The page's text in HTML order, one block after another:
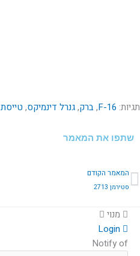
תגיות: F-16
,ברק,גנרל דינמיקס, טייסת 110
שתפו את המאמר
קודם
המאמר הקודם
סטירמן 2713
מנוי
Notify of